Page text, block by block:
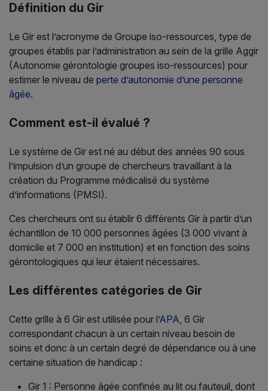
Définition du Gir
Le Gir est l’acronyme de Groupe iso-ressources, type de
groupes établis par l’administration au sein de la grille Aggir
(Autonomie gérontologie groupes iso-ressources) pour
estimer le niveau de perte d’autonomie d’une personne
âgée.
Comment est-il évalué ?
Le système de Gir est né au début des années 90 sous
l’impulsion d’un groupe de chercheurs travaillant à la
création du Programme médicalisé du système
d’informations (PMSI).
Ces chercheurs ont su établir 6 différents Gir à partir d’un
échantillon de 10 000 personnes âgées (3 000 vivant à
domicile et 7 000 en institution) et en fonction des soins
gérontologiques qui leur étaient nécessaires.
Les différentes catégories de Gir
Cette grille à 6 Gir est utilisée pour l’APA, 6 Gir
correspondant chacun à un certain niveau besoin de
soins et donc à un certain degré de dépendance ou à une
certaine situation de handicap :
Gir 1 : Personne âgée confinée au lit ou fauteuil, dont